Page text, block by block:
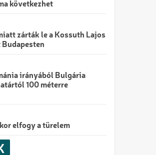
következhet
zárták le a Kossuth Lajos
irányából Bulgária
100 méterre
elfogy a türelem